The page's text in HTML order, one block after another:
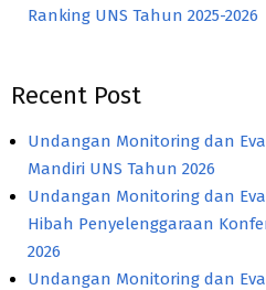
Ranking UNS Tahun 2025-2026
Recent Post
Undangan Monitoring dan
Mandiri UNS Tahun 2026
Undangan Monitoring dan
Hibah Penyelenggaraan
2026
Undangan Monitoring dan